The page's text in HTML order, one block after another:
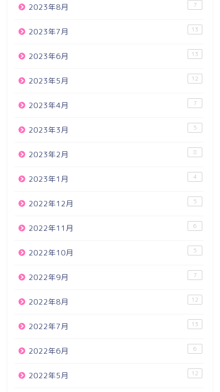
2023年8月 7
2023年7月 13
2023年6月 13
2023年5月 12
2023年4月 7
2023年3月 5
2023年2月 8
2023年1月 4
2022年12月 5
2022年11月 6
2022年10月 5
2022年9月 7
2022年8月 12
2022年7月 13
2022年6月 6
2022年5月 12